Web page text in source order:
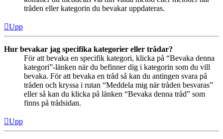
tråden eller kategorin du bevakar uppdateras.
Upp
Hur bevakar jag specifika kategorier eller trådar?
För att bevaka en specifik kategori, klicka på “Bevaka denna
kategori”-länken när du befinner dig i kategorin som du vill
bevaka. För att bevaka en tråd så kan du antingen svara på
tråden och kryssa i rutan “Meddela mig när tråden besvaras”
eller så kan du klicka på länken “Bevaka denna tråd” som
finns på trådsidan.
Upp